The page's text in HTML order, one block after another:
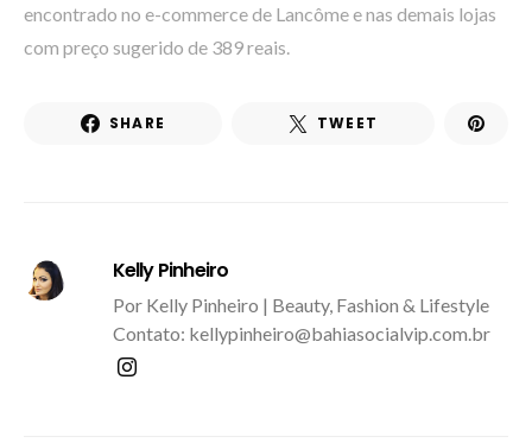
encontrado no e-commerce de Lancôme e nas demais lojas
com preço sugerido de 389 reais.
SHARE TWEET
Kelly Pinheiro
Por Kelly Pinheiro | Beauty, Fashion & Lifestyle
Contato: kellypinheiro@bahiasocialvip.com.br